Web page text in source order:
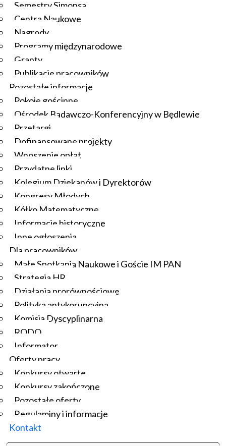
Semestry Simonsa
Centra Naukowe
Nagrody
Programy międzynarodowe
Granty
Publikacje pracowników
Pozostałe informacje
Pokoje gościnne
Ośrodek Badawczo-Konferencyjny w Będlewie
Przetargi
Dofinansowane projekty
Wnoszenie opłat
Przydatne linki
Kolegium Dziekanów i Dyrektorów
Kongresy Młodych
Kółko Matematyczne
Informacje historyczne
Inne ogłoszenia
Dla pracowników
Małe Spotkania Naukowe i Goście IM PAN
Strategia HR
Działania prorównościowe
Polityka antykorupcyjna
Komisja Dyscyplinarna
RODO
Informator
Oferty pracy
Konkursy otwarte
Konkursy zakończone
Pozostałe oferty
Regulaminy i informacje
Kontakt